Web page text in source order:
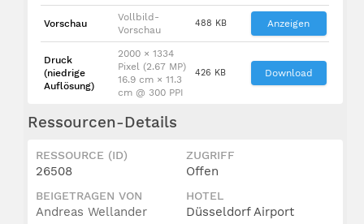
Vorschau
Vollbild-
Vorschau
488 KB Anzeigen
Druck
(niedrige
Auflösung)
2000 × 1334
Pixel (2.67 MP)
16.9 cm × 11.3
cm @ 300 PPI
426 KB Download
Ressourcen-Details
RESSOURCE (ID)
26508
ZUGRIFF
Offen
BEIGETRAGEN VON
Andreas Wellander
HOTEL
Düsseldorf Airport